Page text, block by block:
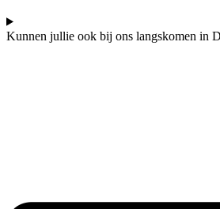
Kunnen jullie ook bij ons langskomen in